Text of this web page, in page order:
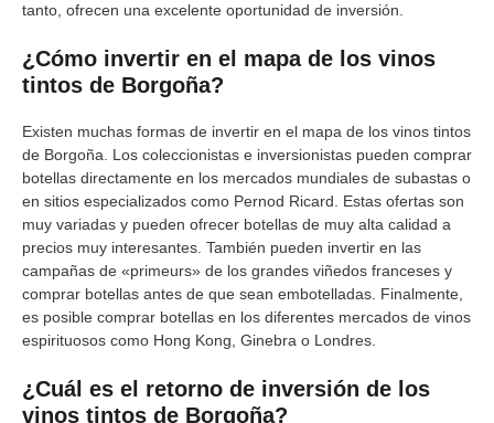
tanto, ofrecen una excelente oportunidad de inversión.
¿Cómo invertir en el mapa de los vinos
tintos de Borgoña?
Existen muchas formas de invertir en el mapa de los vinos tintos
de Borgoña. Los coleccionistas e inversionistas pueden comprar
botellas directamente en los mercados mundiales de subastas o
en sitios especializados como Pernod Ricard. Estas ofertas son
muy variadas y pueden ofrecer botellas de muy alta calidad a
precios muy interesantes. También pueden invertir en las
campañas de «primeurs» de los grandes viñedos franceses y
comprar botellas antes de que sean embotelladas. Finalmente,
es posible comprar botellas en los diferentes mercados de vinos
espirituosos como Hong Kong, Ginebra o Londres.
¿Cuál es el retorno de inversión de los
vinos tintos de Borgoña?